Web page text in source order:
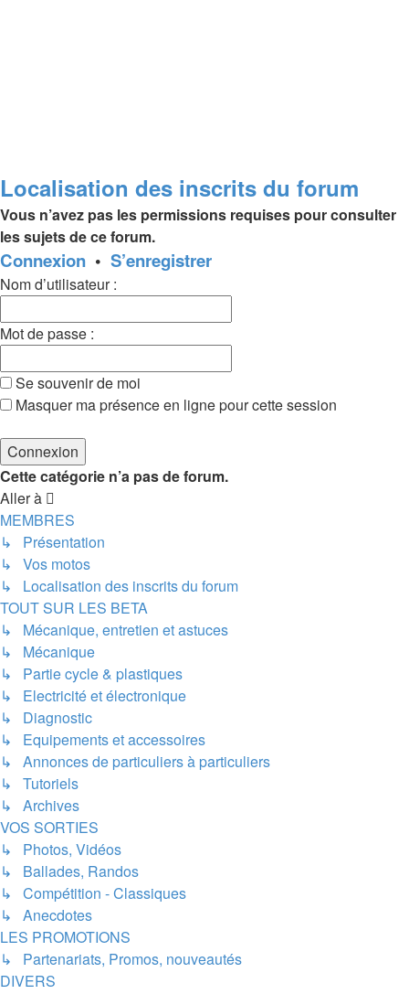
Localisation des inscrits du forum
Vous n’avez pas les permissions requises pour consulter
les sujets de ce forum.
Connexion • S’enregistrer
Nom d’utilisateur :
Mot de passe :
Se souvenir de moi
Masquer ma présence en ligne pour cette session
Cette catégorie n’a pas de forum.
Aller à
MEMBRES
↳ Présentation
↳ Vos motos
↳ Localisation des inscrits du forum
TOUT SUR LES BETA
↳ Mécanique, entretien et astuces
↳ Mécanique
↳ Partie cycle & plastiques
↳ Electricité et électronique
↳ Diagnostic
↳ Equipements et accessoires
↳ Annonces de particuliers à particuliers
↳ Tutoriels
↳ Archives
VOS SORTIES
↳ Photos, Vidéos
↳ Ballades, Randos
↳ Compétition - Classiques
↳ Anecdotes
LES PROMOTIONS
↳ Partenariats, Promos, nouveautés
DIVERS